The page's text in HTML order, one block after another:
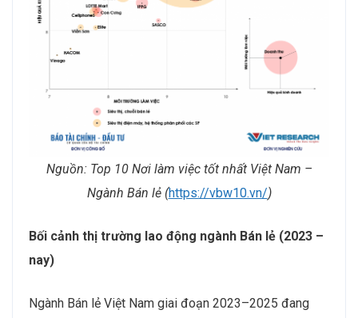
Nguồn: Top 10 Nơi làm việc tốt nhất Việt Nam –
Ngành Bán lẻ (https://vbw10.vn/)
Bối cảnh thị trường lao động ngành Bán lẻ (2023 –
nay)
Ngành Bán lẻ Việt Nam giai đoạn 2023–2025 đang